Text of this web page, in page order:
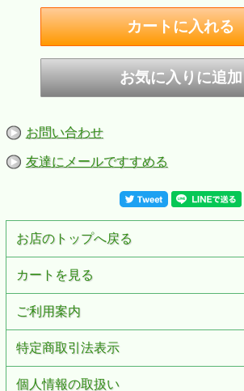
■サイズ：H56mm W38mm D13mm 重
■仕様：200FBベース、ブラックニッケ
れ、赤シルク、裏面無地
■ZIPPOケース：レギュラーケース
■付属品：ZIPPO専用化粧箱、ZIPPO社
※お客様のご利用のブラウザの環境によ
実際のものと多少異なる場合がございま
承ください。
お問い合わせ
友達にメールですすめる
お店のトップへ戻る
カートを見る
ご利用案内
特定商取引法表示
個人情報の取扱い